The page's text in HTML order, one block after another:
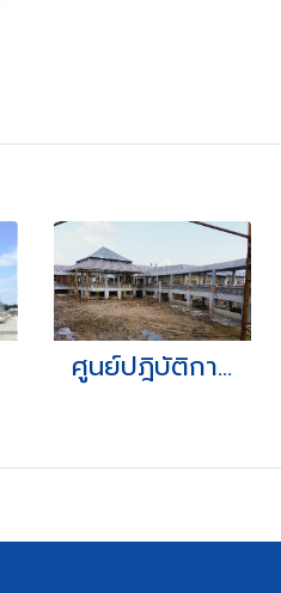
ศูนย์ปฎิบัติการและฝึกอบรมด้านความปลอดภัยและความปลอดภัยพร้อมอุปกรณ์การฝึกอบรมประกอบอาคาร ต.บ้านท้ายใหม่ อ.เมือง จ.สมุทรปราการ เจ้าของโครงการ กรมท่าอากาศยาน